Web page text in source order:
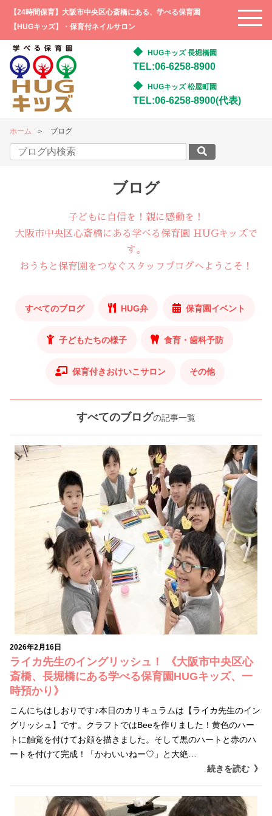
【24時間保育】大阪市中央区心斎橋にある、学べる保育園
【HUGキッズ】・保育付ネイルサロン
HUGキッズ 長堀橋園
TEL:06-6258-8900
HUGキッズ 松屋町園
TEL:06-6258-8900(代表)
ホーム ブログ
ブログ
子どもに自信を！親に感動を！
大阪市中央区心斎橋にある学べる保育園 HUGキッズで
す。
おうちと保育園をつなぐスタッフブログへようこそ！
すべてのブログ HUG弁 保育園イベント
子どもたちの様子 食育・歯科予防
保育付きおけいこサロン その他
すべてのブログの記事一覧
2026年2月16日
ライカ先生のイングリッシュ！ 《大阪市中央区心
斎橋、長堀橋にある学べる保育園HUGキッズ、一
時預かり》
こんにちはしおりです♪本日のカリキュラムは【ライカ先生のイン
グリッシュ】です。クラフトではBeeを作りました！黄色のハー
トに触覚を付けてお顔を描きました。そして黒のハートと赤のハ
ートを付けて完成！「かわいいねー♡」と大絶…
続きを読む